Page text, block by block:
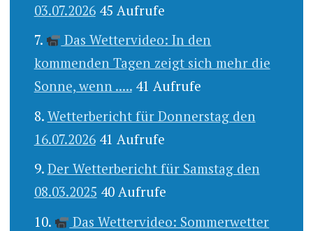
03.07.2026 45 Aufrufe
Das Wettervideo: In den
kommenden Tagen zeigt sich mehr die
Sonne, wenn ..... 41 Aufrufe
Wetterbericht für Donnerstag den
16.07.2026 41 Aufrufe
Der Wetterbericht für Samstag den
08.03.2025 40 Aufrufe
Das Wettervideo: Sommerwetter